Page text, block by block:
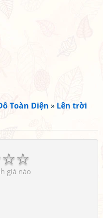
Toàn Diện » Lên trời
☆
☆
giá nào